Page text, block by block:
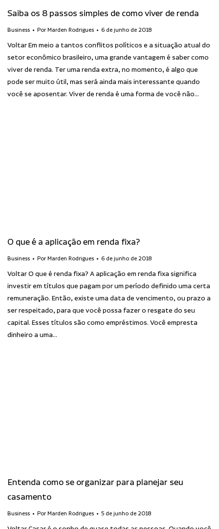
Saiba os 8 passos simples de como viver de renda
Business PorMarden Rodrigues 6 de junho de 2018
Voltar Em meio a tantos conflitos políticos e a situação atual do
setor econômico brasileiro, uma grande vantagem é saber como
viver de renda. Ter uma renda extra, no momento, é algo que
pode ser muito útil, mas será ainda mais interessante quando
você se aposentar. Viver de renda é uma forma de você não…
O que é a aplicação em renda fixa?
Business PorMarden Rodrigues 6 de junho de 2018
Voltar O que é renda fixa? A aplicação em renda fixa significa
investir em títulos que pagam por um período definido uma certa
remuneração. Então, existe uma data de vencimento, ou prazo a
ser respeitado, para que você possa fazer o resgate do seu
capital. Esses títulos são como empréstimos. Você empresta
dinheiro a uma…
Entenda como se organizar para planejar seu
casamento
Business PorMarden Rodrigues 5 de junho de 2018